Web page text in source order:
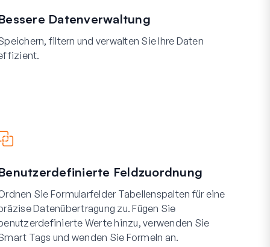
Datenverwaltung
filtern und verwalten Sie Ihre Daten
Feldzuordnung
Sie Formularfelder Tabellenspalten für eine
Datenübertragung zu. Fügen Sie
Werte hinzu, verwenden Sie
Tags und wenden Sie Formeln an.